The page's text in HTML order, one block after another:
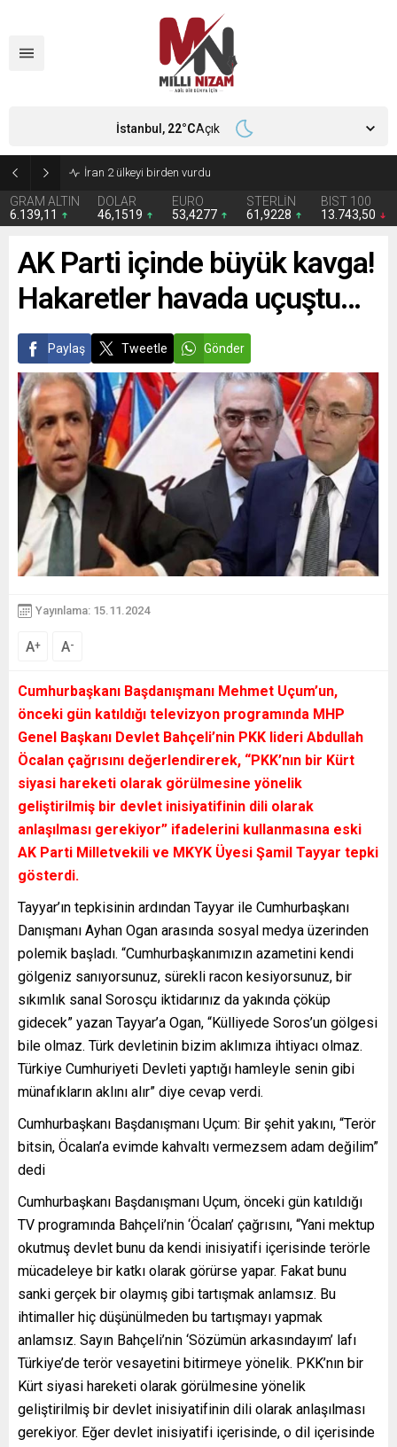
İran 2 ülkeyi birden vurdu
GRAM ALTIN
6.139,11
DOLAR
46,1519
EURO
53,4277
STERLİN
61,9228
BIST 100
13.743,50
İstanbul, 22°CAçık
AK Parti içinde büyük kavga!
Hakaretler havada uçuştu…
Paylaş Tweetle Gönder
Yayınlama: 15.11.2024
A+ A-
Cumhurbaşkanı Başdanışmanı Mehmet Uçum’un,
önceki gün katıldığı televizyon programında MHP
Genel Başkanı Devlet Bahçeli’nin PKK lideri Abdullah
Öcalan çağrısını değerlendirerek, “PKK’nın bir Kürt
siyasi hareketi olarak görülmesine yönelik
geliştirilmiş bir devlet inisiyatifinin dili olarak
anlaşılması gerekiyor” ifadelerini kullanmasına eski
AK Parti Milletvekili ve MKYK Üyesi Şamil Tayyar tepki
gösterdi.
Tayyar’ın tepkisinin ardından Tayyar ile Cumhurbaşkanı
Danışmanı Ayhan Ogan arasında sosyal medya üzerinden
polemik başladı. “Cumhurbaşkanımızın azametini kendi
gölgeniz sanıyorsunuz, sürekli racon kesiyorsunuz, bir
sıkımlık sanal Sorosçu iktidarınız da yakında çöküp
gidecek” yazan Tayyar’a Ogan, “Külliyede Soros’un gölgesi
bile olmaz. Türk devletinin bizim aklımıza ihtiyacı olmaz.
Türkiye Cumhuriyeti Devleti yaptığı hamleyle senin gibi
münafıkların aklını alır” diye cevap verdi.
Cumhurbaşkanı Başdanışmanı Uçum: Bir şehit yakını, “Terör
bitsin, Öcalan’a evimde kahvaltı vermezsem adam değilim”
dedi
Cumhurbaşkanı Başdanışmanı Uçum, önceki gün katıldığı
TV programında Bahçeli’nin ‘Öcalan’ çağrısını, “Yani mektup
okutmuş devlet bunu da kendi inisiyatifi içerisinde terörle
mücadeleye bir katkı olarak görürse yapar. Fakat bunu
sanki gerçek bir olaymış gibi tartışmak anlamsız. Bu
ihtimaller hiç düşünülmeden bu tartışmayı yapmak
anlamsız. Sayın Bahçeli’nin ‘Sözümün arkasındayım’ lafı
Türkiye’de terör vesayetini bitirmeye yönelik. PKK’nın bir
Kürt siyasi hareketi olarak görülmesine yönelik
geliştirilmiş bir devlet inisiyatifinin dili olarak anlaşılması
gerekiyor. Eğer devlet inisiyatifi içerisinde, o dil içerisinde